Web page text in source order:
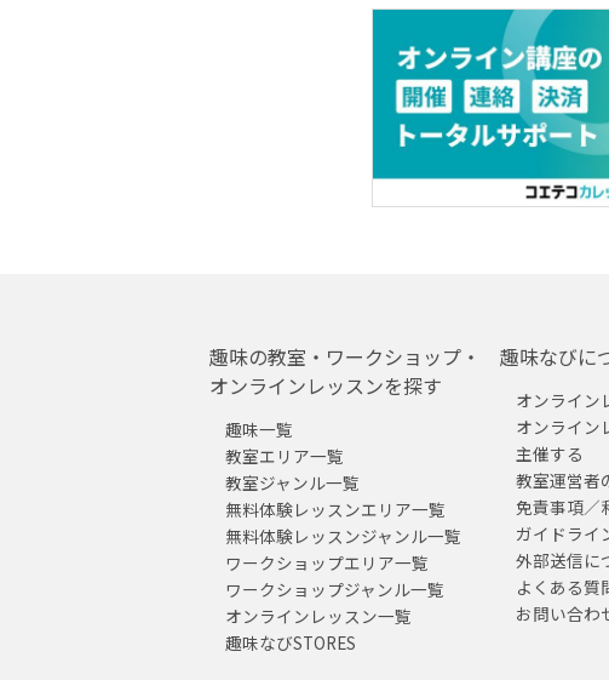
趣味の教室・ワークショップ・
オンラインレッスンを探す
趣味一覧
教室エリア一覧
教室ジャンル一覧
無料体験レッスンエリア一覧
無料体験レッスンジャンル一覧
ワークショップエリア一覧
ワークショップジャンル一覧
オンラインレッスン一覧
趣味なびSTORES
趣味なびに
オンライン
オンライン
主催する
教室運営者
免責事項／
ガイドライ
外部送信に
よくある質
お問い合わ